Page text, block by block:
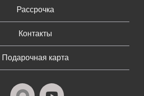
Рассрочка
Контакты
Подарочная карта